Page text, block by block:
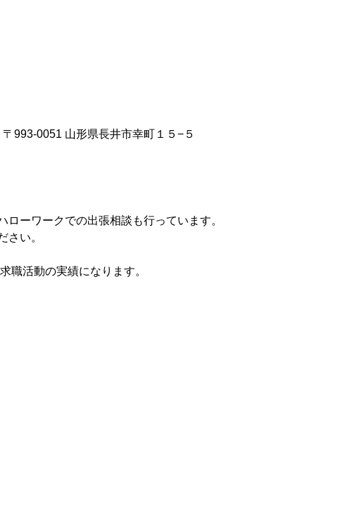
993-0051 山形県長井市幸町１５−５
ローワークでの出張相談も行っています。
さい。
職活動の実績になります。